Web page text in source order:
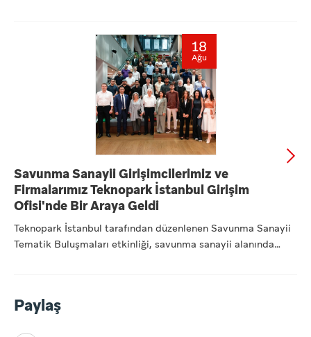
18
Ağu
Savunma Sanayii Girişimcilerimiz ve
Firmalarımız Teknopark İstanbul Girişim
Ofisi'nde Bir Araya Geldi
Teknopark İstanbul tarafından düzenlenen Savunma Sanayii
Tematik Buluşmaları etkinliği, savunma sanayii alanında
Paylaş